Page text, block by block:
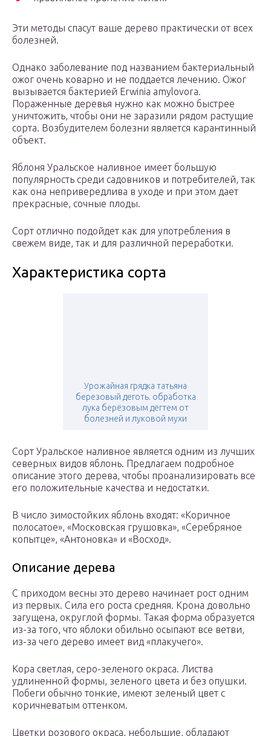
Эти методы спасут ваше дерево практически от всех
болезней.
Однако заболевание под названием бактериальный
ожог очень коварно и не поддается лечению. Ожог
вызывается бактерией Erwinia amylovora.
Пораженные деревья нужно как можно быстрее
уничтожить, чтобы они не заразили рядом растущие
сорта. Возбудителем болезни является карантинный
объект.
Яблоня Уральское наливное имеет большую
популярность среди садовников и потребителей, так
как она непривередлива в уходе и при этом дает
прекрасные, сочные плоды.
Сорт отлично подойдет как для употребления в
свежем виде, так и для различной переработки.
Характеристика сорта
Урожайная грядка татьяна
березовый деготь. обработка
лука берёзовым дёгтем от
болезней и луковой мухи
Сорт Уральское наливное является одним из лучших
северных видов яблонь. Предлагаем подробное
описание этого дерева, чтобы проанализировать все
его положительные качества и недостатки.
В число зимостойких яблонь входят: «Коричное
полосатое», «Московская грушовка», «Серебряное
копытце», «Антоновка» и «Восход».
Описание дерева
С приходом весны это дерево начинает рост одним
из первых. Сила его роста средняя. Крона довольно
загущена, округлой формы. Такая форма образуется
из-за того, что яблоки обильно осыпают все ветви,
из-за чего дерево имеет вид «плакучего».
Кора светлая, серо-зеленого окраса. Листва
удлиненной формы, зеленого цвета и без опушки.
Побеги обычно тонкие, имеют зеленый цвет с
коричневатым оттенком.
Цветки розового окраса, небольшие, обладают